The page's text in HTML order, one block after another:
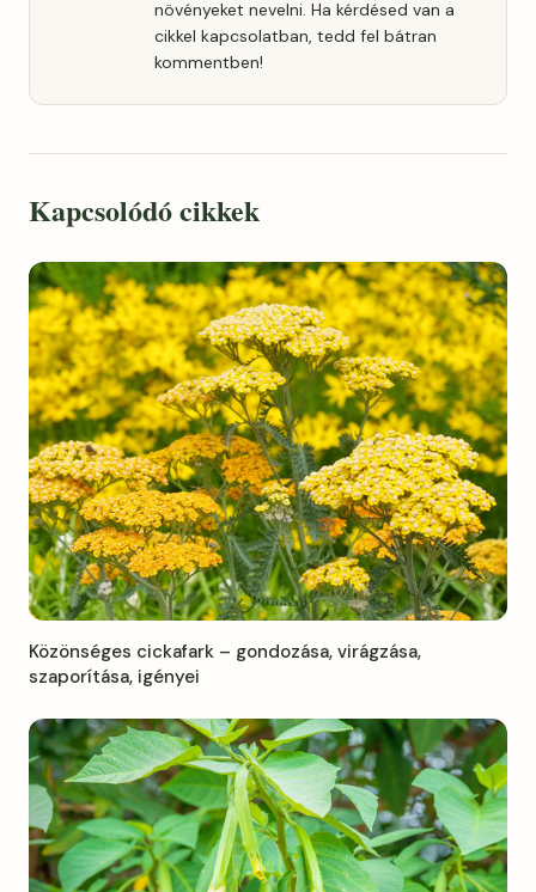
növényeket nevelni. Ha kérdésed van a
cikkel kapcsolatban, tedd fel bátran
kommentben!
Kapcsolódó cikkek
Közönséges cickafark – gondozása, virágzása,
szaporítása, igényei